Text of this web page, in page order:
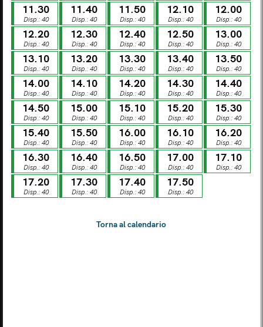
M G V D
LUN
27
MAR
28
MER
29
GIO
30
VEN
31 01
DOM
02
LUN
03
MAR
04
MER
05
GIO
06
VEN
07
SAB DOM
09
LUN
10
MAR
11
MER
12
GIO
13
VEN
14
SAB DOM
16
LUN
17
MAR
18
MER
19
GIO
20
VEN
21 22
DOM
23
26 27 28
11.30
Disp.: 40
11.40
Disp.: 40
11.50
Disp.: 40
12.10
Disp.: 40
12.00
Disp.: 40
12.20
Disp.: 40
12.30
Disp.: 40
12.40
Disp.: 40
12.50
Disp.: 40
13.00
Disp.: 40
13.10
Disp.: 40
13.20
Disp.: 40
13.30
Disp.: 40
13.40
Disp.: 40
13.50
Disp.: 40
14.00
Disp.: 40
14.10
Disp.: 40
14.20
Disp.: 40
14.30
Disp.: 40
14.40
Disp.: 40
14.50
Disp.: 40
15.00
Disp.: 40
15.10
Disp.: 40
15.20
Disp.: 40
15.30
Disp.: 40
15.40
Disp.: 40
15.50
Disp.: 40
16.00
Disp.: 40
16.10
Disp.: 40
16.20
Disp.: 40
16.30
Disp.: 40
16.40
Disp.: 40
16.50
Disp.: 40
17.00
Disp.: 40
17.10
Disp.: 40
17.20
Disp.: 40
17.30
Disp.: 40
17.40
Disp.: 40
17.50
Disp.: 40